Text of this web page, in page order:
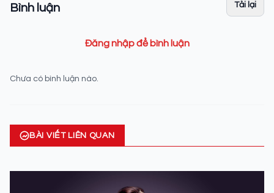
Bình luận Tải lại
Đăng nhập để bình luận
Chưa có bình luận nào.
BÀI VIẾT LIÊN QUAN